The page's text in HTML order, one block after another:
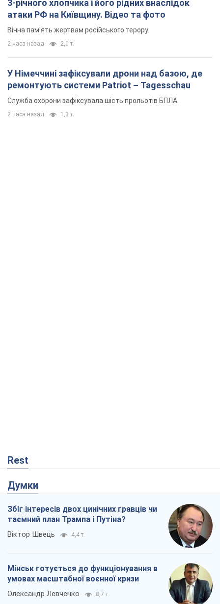
3-річного хлопчика і його рідних внаслідок
атаки РФ на Київщину. Відео та фото
Вічна пам'ять жертвам російського терору
2 часа назад 2,0 т.
У Німеччині зафіксували дрони над базою, де
ремонтують системи Patriot – Tagesschau
Служба охорони зафіксувала шість прольотів БПЛА
2 часа назад 1,3 т.
Rest
Думки
Збіг інтересів двох цинічних гравців чи
таємний план Трампа і Путіна?
Віктор Швець 4,4 т.
Мінськ готується до функціонування в
умовах масштабної воєнної кризи
Олександр Левченко 8,7 т.